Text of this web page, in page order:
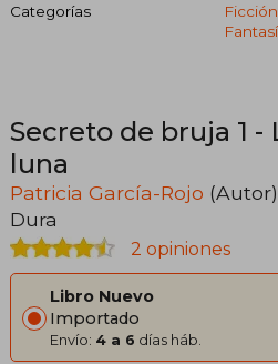
Categorías
Secreto de bruja 1 -
luna
Patricia García-Rojo (Autor)
Dura
2 opiniones
Libro Nuevo
Importado
Envío: 4 a 6 días háb.